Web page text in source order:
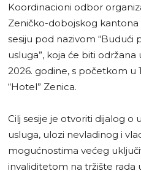
Koordinacioni odbor
Zeničko-dobojskog
sesiju pod nazivom “Budući
usluga”, koja će biti
2026. godine, s početkom u
“Hotel” Zenica.
Cilj sesije je otvoriti dijalog o
usluga, ulozi nevladinog i
mogućnostima većeg
invaliditetom na tržište rada